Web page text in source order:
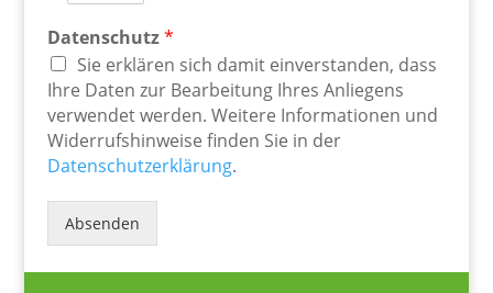
Datenschutz*
Sie erklären sich damit einverstanden, dass
Ihre Daten zur Bearbeitung Ihres Anliegens
verwendet werden. Weitere Informationen und
Widerrufshinweise finden Sie in der
Datenschutzerklärung.
Absenden